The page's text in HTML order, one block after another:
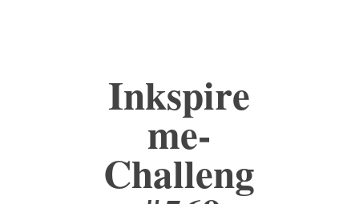
Inkspire
me-
Challeng